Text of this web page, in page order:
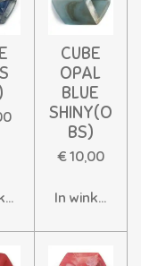
CUBE
OPAL
BLUE
SHINY(O
BS)
€ 10,00
In